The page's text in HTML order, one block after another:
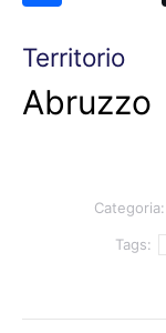
Territorio
Abruzzo
Categoria:
Tags: